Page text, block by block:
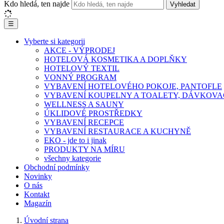
Kdo hledá, ten najde Vyhledat
☰
Vyberte si kategorii
AKCE - VÝPRODEJ
HOTELOVÁ KOSMETIKA A DOPLŇKY
HOTELOVÝ TEXTIL
VONNÝ PROGRAM
VYBAVENÍ HOTELOVÉHO POKOJE, PANTOFLE
VYBAVENÍ KOUPELNY A TOALETY,
WELLNESS A SAUNY
ÚKLIDOVÉ PROSTŘEDKY
VYBAVENÍ RECEPCE
VYBAVENÍ RESTAURACE A KUCHYNĚ
EKO - jde to i jinak
PRODUKTY NA MÍRU
všechny kategorie
Obchodní podmínky
Novinky
O nás
Kontakt
Magazín
Úvodní strana